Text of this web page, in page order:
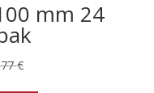
mm 24
€